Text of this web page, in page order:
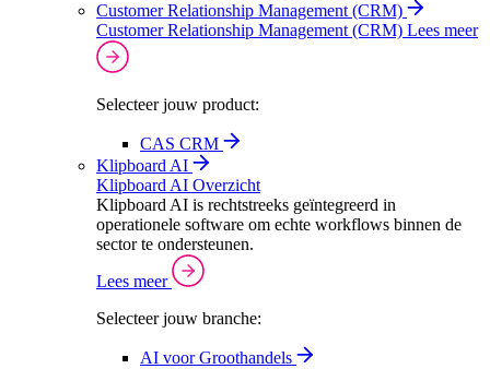
Customer Relationship Management (CRM)
Customer Relationship Management (CRM) Lees meer
Selecteer jouw product:
CAS CRM
Klipboard AI
Klipboard AI Overzicht
Klipboard AI is rechtstreeks geïntegreerd in
operationele software om echte workflows binnen de
sector te ondersteunen.
Lees meer
Selecteer jouw branche:
AI voor Groothandels